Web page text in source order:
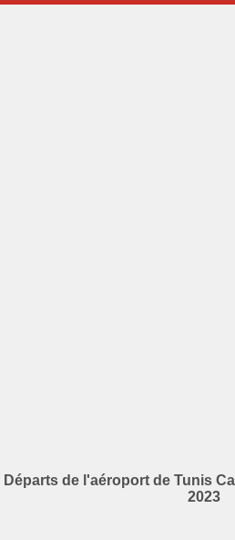
Départs de l'aéroport de Tunis
2023